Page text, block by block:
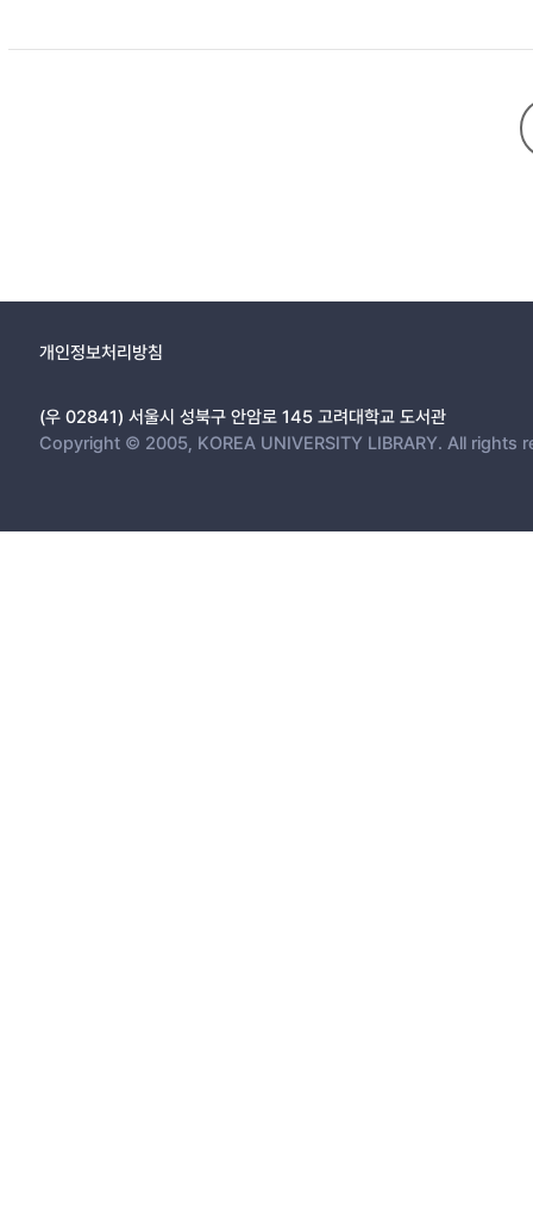
개인정보처리방침
(우 02841) 서울시 성북구 안암로 145 고려대학교 도서관
Copyright © 2005, KOREA UNIVERSITY LIBRARY. All rights